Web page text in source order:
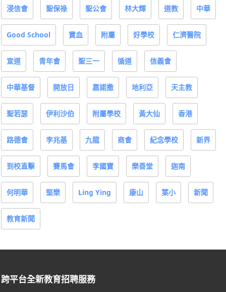
浸信會 聖保祿 聖公會 林大輝 道教 中華
Good School 寶血 附屬 好學校 仁濟醫院
宣道 青年會 聖三一 循道 信義會
中華基督 開放日 嘉諾撒 地利亞 天主教
聖若瑟 伊利沙伯 附屬學校 黃大仙 香港
路德會 李兆基 九龍 商會 紀念學校 新界
到校直擊 賽馬會 李國寶 樂善堂 迦南
何明華 堅樂 Ling Ying 康山 葉小 新聞
教育新聞
跨平台全新教育招聘服務